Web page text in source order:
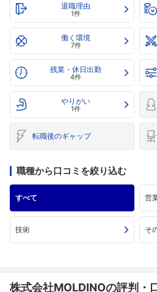
退職理由
1件
働く環境
7件
残業・休日出勤
4件
やりがい
1件
転職後のギャップ
職種から口コミを絞り込む
すべて 営
技術 そ
株式会社MOLDINOの評判・